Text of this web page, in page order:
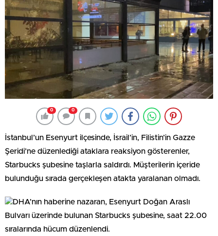
0 0
İstanbul’un Esenyurt ilçesinde, İsrail’in, Filistin’in Gazze
Şeridi’ne düzenlediği ataklara reaksiyon gösterenler,
Starbucks şubesine taşlarla saldırdı. Müşterilerin içeride
bulunduğu sırada gerçekleşen atakta yaralanan olmadı.
DHA’nın haberine nazaran, Esenyurt Doğan Araslı
Bulvarı üzerinde bulunan Starbucks şubesine, saat 22.00
sıralarında hücum düzenlendi.